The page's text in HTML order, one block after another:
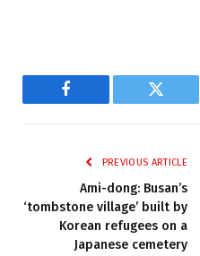
Facebook Twitter
PREVIOUS ARTICLE
Ami-dong: Busan’s
‘tombstone village’ built by
Korean refugees on a
Japanese cemetery